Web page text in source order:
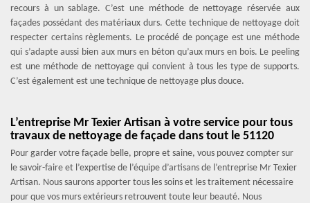
recours à un sablage. C’est une méthode de nettoyage réservée aux
façades possédant des matériaux durs. Cette technique de nettoyage doit
respecter certains règlements. Le procédé de ponçage est une méthode
qui s’adapte aussi bien aux murs en béton qu’aux murs en bois. Le peeling
est une méthode de nettoyage qui convient à tous les type de supports.
C’est également est une technique de nettoyage plus douce.
L’entreprise Mr Texier Artisan à votre service pour tous
travaux de nettoyage de façade dans tout le 51120
Pour garder votre façade belle, propre et saine, vous pouvez compter sur
le savoir-faire et l’expertise de l’équipe d’artisans de l’entreprise Mr Texier
Artisan. Nous saurons apporter tous les soins et les traitement nécessaire
pour que vos murs extérieurs retrouvent toute leur beauté. Nous